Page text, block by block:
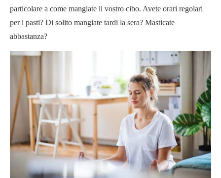
particolare a come mangiate il vostro cibo. Avete orari regolari
per i pasti? Di solito mangiate tardi la sera? Masticate
abbastanza?